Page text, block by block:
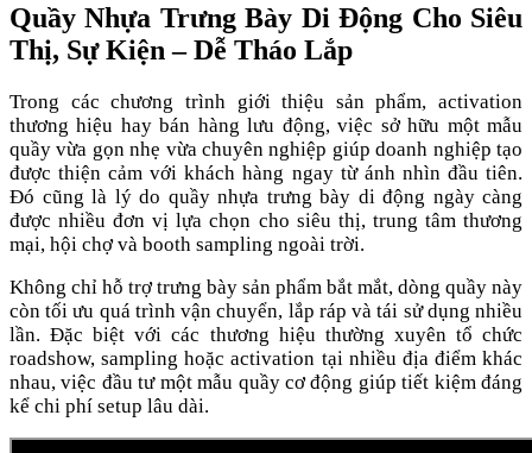
Quầy Nhựa Trưng Bày Di Động Cho Siêu
Thị, Sự Kiện – Dễ Tháo Lắp
Trong các chương trình giới thiệu sản phẩm, activation
thương hiệu hay bán hàng lưu động, việc sở hữu một mẫu
quầy vừa gọn nhẹ vừa chuyên nghiệp giúp doanh nghiệp tạo
được thiện cảm với khách hàng ngay từ ánh nhìn đầu tiên.
Đó cũng là lý do quầy nhựa trưng bày di động ngày càng
được nhiều đơn vị lựa chọn cho siêu thị, trung tâm thương
mại, hội chợ và booth sampling ngoài trời.
Không chỉ hỗ trợ trưng bày sản phẩm bắt mắt, dòng quầy này
còn tối ưu quá trình vận chuyển, lắp ráp và tái sử dụng nhiều
lần. Đặc biệt với các thương hiệu thường xuyên tổ chức
roadshow, sampling hoặc activation tại nhiều địa điểm khác
nhau, việc đầu tư một mẫu quầy cơ động giúp tiết kiệm đáng
kể chi phí setup lâu dài.